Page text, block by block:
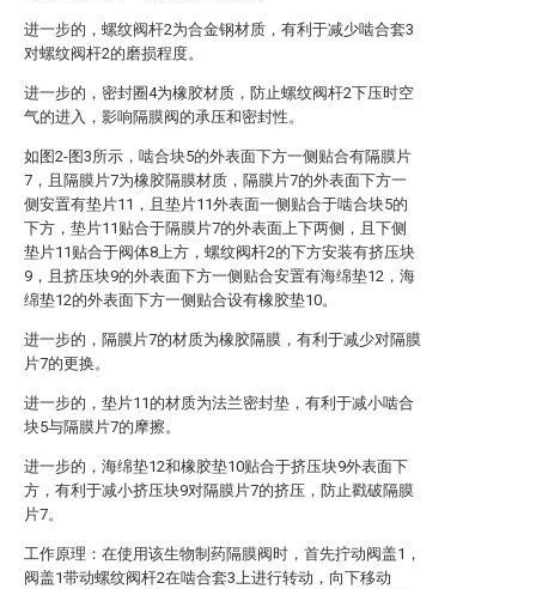
进一步的，螺纹阀杆2为合金钢材质，有利于减少啮合套3
对螺纹阀杆2的磨损程度。
进一步的，密封圈4为橡胶材质，防止螺纹阀杆2下压时空
气的进入，影响隔膜阀的承压和密封性。
如图2-图3所示，啮合块5的外表面下方一侧贴合有隔膜片
7，且隔膜片7为橡胶隔膜材质，隔膜片7的外表面下方一
侧安置有垫片11，且垫片11外表面一侧贴合于啮合块5的
下方，垫片11贴合于隔膜片7的外表面上下两侧，且下侧
垫片11贴合于阀体8上方，螺纹阀杆2的下方安装有挤压块
9，且挤压块9的外表面下方一侧贴合安置有海绵垫12，海
绵垫12的外表面下方一侧贴合设有橡胶垫10。
进一步的，隔膜片7的材质为橡胶隔膜，有利于减少对隔膜
片7的更换。
进一步的，垫片11的材质为法兰密封垫，有利于减小啮合
块5与隔膜片7的摩擦。
进一步的，海绵垫12和橡胶垫10贴合于挤压块9外表面下
方，有利于减小挤压块9对隔膜片7的挤压，防止戳破隔膜
片7。
工作原理：在使用该生物制药隔膜阀时，首先拧动阀盖1，
阀盖1带动螺纹阀杆2在啮合套3上进行转动，向下移动